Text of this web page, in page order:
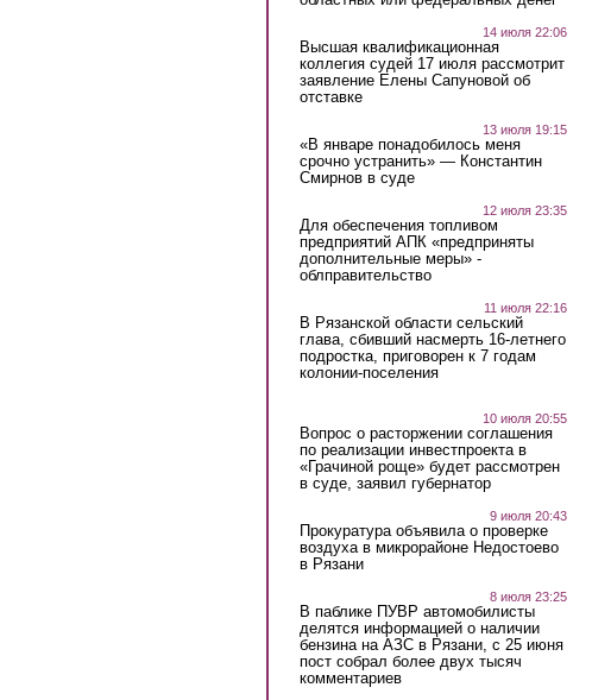
14 июля 22:06
Высшая квалификационная
коллегия судей 17 июля рассмотрит
заявление Елены Сапуновой об
отставке
13 июля 19:15
«В январе понадобилось меня
срочно устранить» — Константин
Смирнов в суде
12 июля 23:35
Для обеспечения топливом
предприятий АПК «предприняты
дополнительные меры» -
облправительство
11 июля 22:16
В Рязанской области сельский
глава, сбивший насмерть 16-летнего
подростка, приговорен к 7 годам
колонии-поселения
10 июля 20:55
Вопрос о расторжении соглашения
по реализации инвестпроекта в
«Грачиной роще» будет рассмотрен
в суде, заявил губернатор
9 июля 20:43
Прокуратура объявила о проверке
воздуха в микрорайоне Недостоево
в Рязани
8 июля 23:25
В паблике ПУВР автомобилисты
делятся информацией о наличии
бензина на АЗС в Рязани, с 25 июня
пост собрал более двух тысяч
комментариев